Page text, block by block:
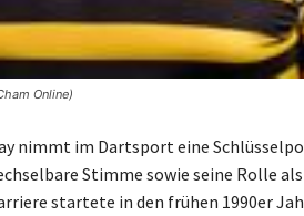
Online)
nimmt im Dartsport eine
Stimme sowie seine Rolle
startete in den frühen 1990er